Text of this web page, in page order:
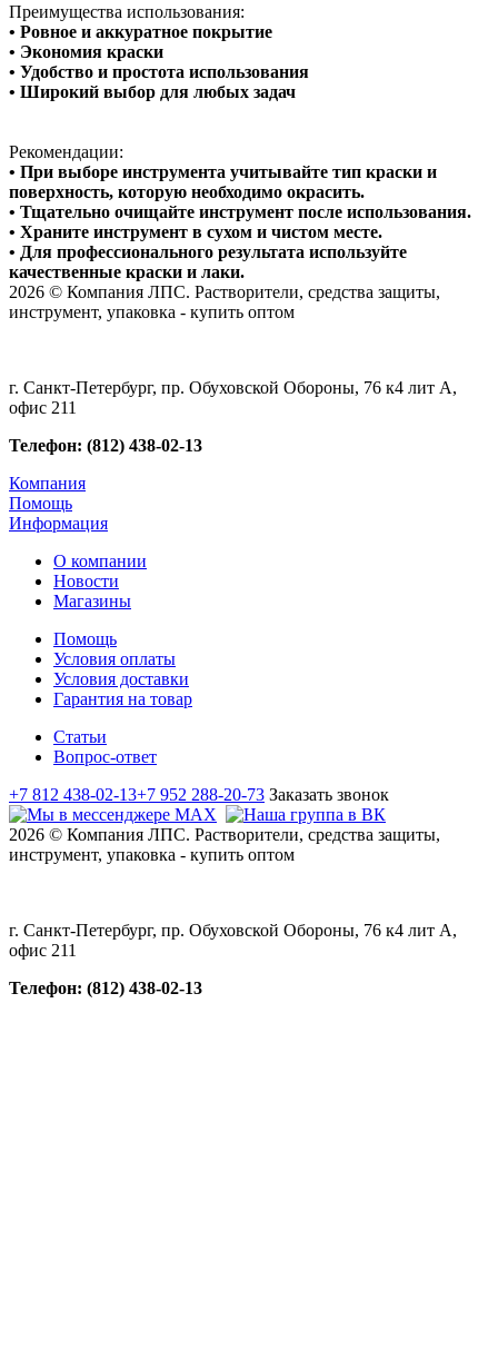
Преимущества использования:
• Ровное и аккуратное покрытие
• Экономия краски
• Удобство и простота использования
• Широкий выбор для любых задач
Рекомендации:
• При выборе инструмента учитывайте тип краски и
поверхность, которую необходимо окрасить.
• Тщательно очищайте инструмент после использования.
• Храните инструмент в сухом и чистом месте.
• Для профессионального результата используйте
качественные краски и лаки.
2026 © Компания ЛПС. Растворители, средства защиты,
инструмент, упаковка - купить оптом
г. Санкт-Петербург, пр. Обуховской Обороны, 76 к4 лит А,
офис 211
Телефон: (812) 438-02-13
Компания
Помощь
Информация
О компании
Новости
Магазины
Помощь
Условия оплаты
Условия доставки
Гарантия на товар
Статьи
Вопрос-ответ
+7 812 438-02-13+7 952 288-20-73 Заказать звонок
2026 © Компания ЛПС. Растворители, средства защиты,
инструмент, упаковка - купить оптом
г. Санкт-Петербург, пр. Обуховской Обороны, 76 к4 лит А,
офис 211
Телефон: (812) 438-02-13